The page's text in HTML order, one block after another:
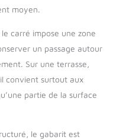
moyen.
carré impose une zone
un passage autour
Sur une terrasse,
convient surtout aux
partie de la surface
le gabarit est